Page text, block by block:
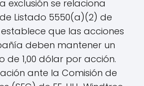
exclusión se relaciona
Listado 5550(a)(2) de
que las acciones
deben mantener un
de 1,00 dólar por acción.
ante la Comisión de